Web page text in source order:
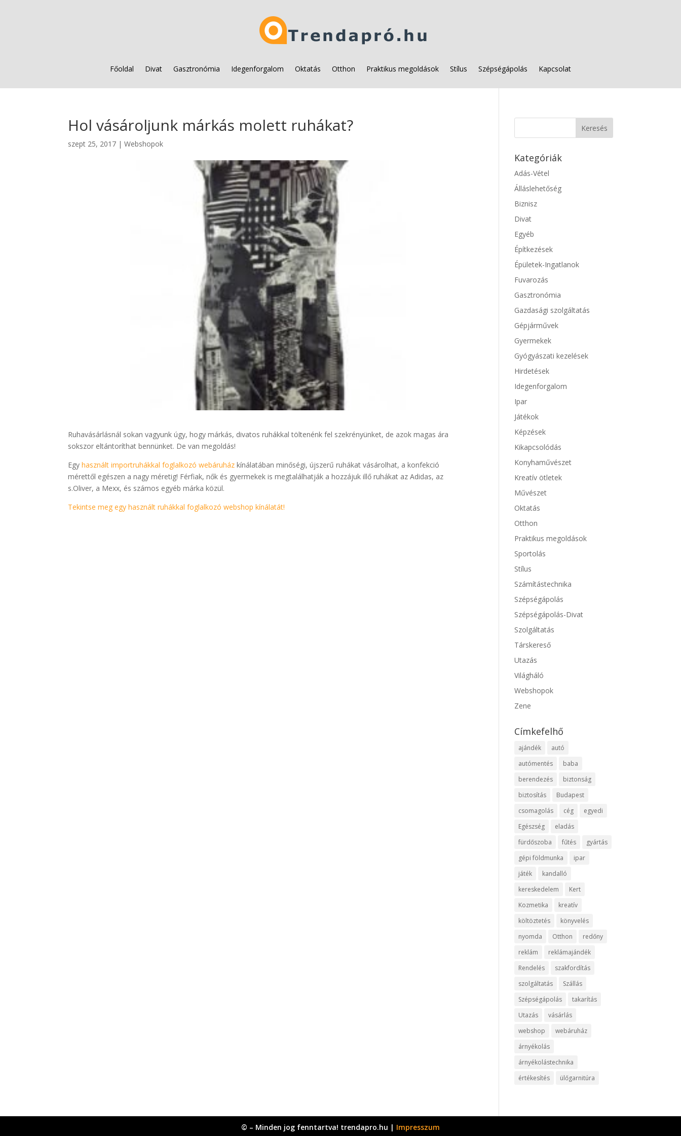
Főoldal Divat Gasztronómia Idegenforgalom Oktatás Otthon Praktikus megoldások Stílus Szépségápolás Kapcsolat
Hol vásároljunk márkás molett ruhákat?
szept 25, 2017 |Webshopok
Ruhavásárlásnál sokan vagyunk úgy, hogy márkás, divatos ruhákkal töltenénk fel szekrényünket, de azok magas ára
sokszor eltántoríthat bennünket. De van megoldás!
Egyhasznált importruhákkal foglalkozó webáruház kínálatában minőségi, újszerű ruhákat vásárolhat, a konfekció
mérettől egészen a nagy méretig! Férfiak, nők és gyermekek is megtalálhatják a hozzájuk illő ruhákat az Adidas, az
s.Oliver, a Mexx, és számos egyéb márka közül.
Tekintse meg egy használt ruhákkal foglalkozó webshop kínálatát!
Kategóriák
Adás-Vétel
Álláslehetőség
Biznisz
Divat
Egyéb
Építkezések
Épületek-Ingatlanok
Fuvarozás
Gasztronómia
Gazdasági szolgáltatás
Gépjárművek
Gyermekek
Gyógyászati kezelések
Hirdetések
Idegenforgalom
Ipar
Játékok
Képzések
Kikapcsolódás
Konyhaművészet
Kreatív ötletek
Művészet
Oktatás
Otthon
Praktikus megoldások
Sportolás
Stílus
Számítástechnika
Szépségápolás
Szépségápolás-Divat
Szolgáltatás
Társkereső
Utazás
Világháló
Webshopok
Zene
Címkefelhő
ajándék
autó
autómentés
baba
berendezés
biztonság
biztosítás
Budapest
csomagolás
cég
egyedi
Egészség
eladás
fürdőszoba
fűtés
gyártás
gépi földmunka
ipar
játék
kandalló
kereskedelem
Kert
Kozmetika
kreatív
költöztetés
könyvelés
nyomda
Otthon
redőny
reklám
reklámajándék
Rendelés
szakfordítás
szolgáltatás
Szállás
Szépségápolás
takarítás
Utazás
vásárlás
webshop
webáruház
árnyékolás
árnyékolástechnika
értékesítés
ülőgarnitúra
© – Minden jog fenntartva! trendapro.hu | Impresszum